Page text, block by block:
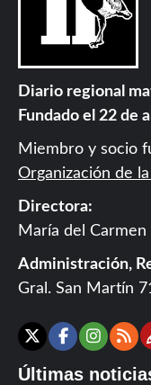
Diario regional
Fundado el 22 de
Miembro y socio
Organización de
Directora:
María del
Administración,
Gral. San Martín
X
Últimas